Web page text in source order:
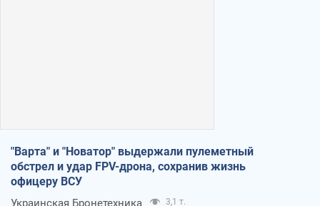
"Варта" и "Новатор" выдержали пулеметный
обстрел и удар FPV-дрона, сохранив жизнь
офицеру ВСУ
Украинская Бронетехника 3,1 т.